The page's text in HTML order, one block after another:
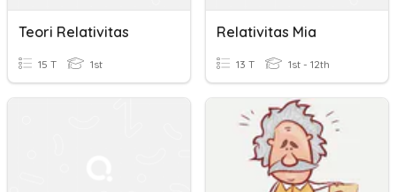
Teori Relativitas
15 T 1st
Relativitas Mia
13 T 1st - 12th